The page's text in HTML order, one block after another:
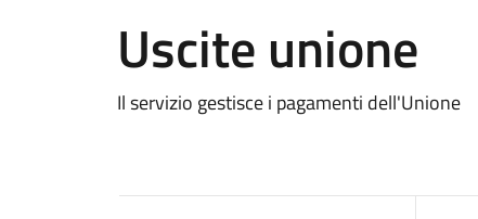
Uscite unione
Il servizio gestisce i pagamenti dell'Unione